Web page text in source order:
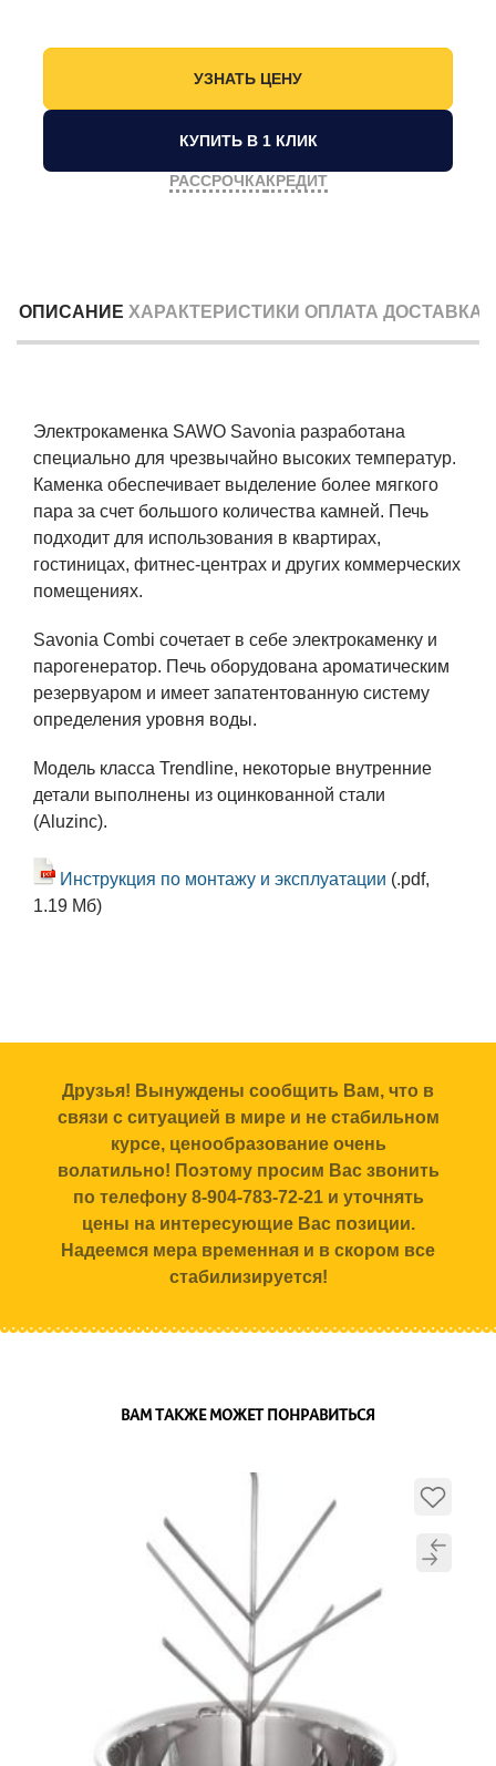
КУПИТЬ В 1 КЛИК
РАССРОЧКАКРЕДИТ
ОПИСАНИЕ ХАРАКТЕРИСТИКИ ОПЛАТА ДОСТАВКА
Электрокаменка SAWO Savonia разработана
специально для чрезвычайно высоких температур.
Каменка обеспечивает выделение более мягкого
пара за счет большого количества камней. Печь
подходит для использования в квартирах,
гостиницах, фитнес-центрах и других коммерческих
помещениях.
Savonia Combi сочетает в себе электрокаменку и
парогенератор. Печь оборудована ароматическим
резервуаром и имеет запатентованную систему
определения уровня воды.
Модель класса Trendline, некоторые внутренние
детали выполнены из оцинкованной стали
(Aluzinc).
Инструкция по монтажу и эксплуатации (.pdf,
1.19 Мб)
Друзья! Вынуждены сообщить Вам, что в
связи с ситуацией в мире и не стабильном
курсе, ценообразование очень
волатильно! Поэтому просим Вас звонить
по телефону 8-904-783-72-21 и уточнять
цены на интересующие Вас позиции.
Надеемся мера временная и в скором все
стабилизируется!
ВАМ ТАКЖЕ МОЖЕТ ПОНРАВИТЬСЯ